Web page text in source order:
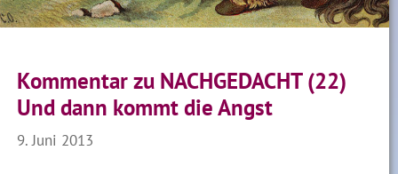
Kommentar zu NACHGEDACHT (22)
Und dann kommt die Angst
9. Juni 2013